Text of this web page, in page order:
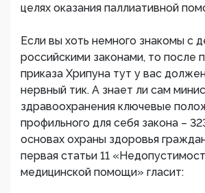
целях оказания паллиативной
Если вы хоть немного знакомы с
российскими законами, то после
приказа Хрипуна тут у вас
нервный тик. А знает ли сам
здравоохранения ключевые
профильного для себя закона –
основах охраны здоровья
первая статьи 11
медицинской помощи» гласит: